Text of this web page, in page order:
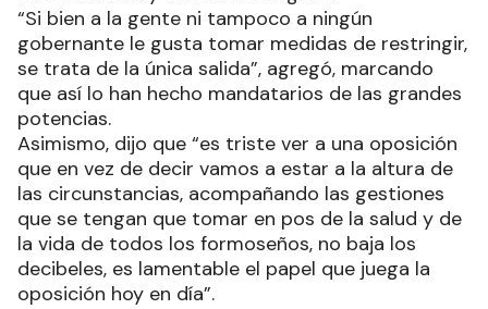
“Si bien a la gente ni tampoco a ningún
gobernante le gusta tomar medidas de restringir,
se trata de la única salida”, agregó, marcando
que así lo han hecho mandatarios de las grandes
potencias.
Asimismo, dijo que “es triste ver a una oposición
que en vez de decir vamos a estar a la altura de
las circunstancias, acompañando las gestiones
que se tengan que tomar en pos de la salud y de
la vida de todos los formoseños, no baja los
decibeles, es lamentable el papel que juega la
oposición hoy en día”.